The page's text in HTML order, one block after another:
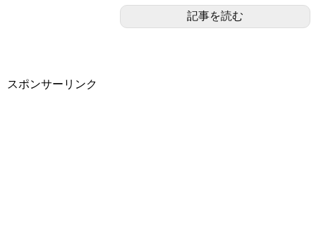
記事を読む
スポンサーリンク